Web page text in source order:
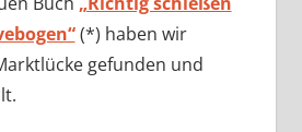
(*) haben wir
gefunden und